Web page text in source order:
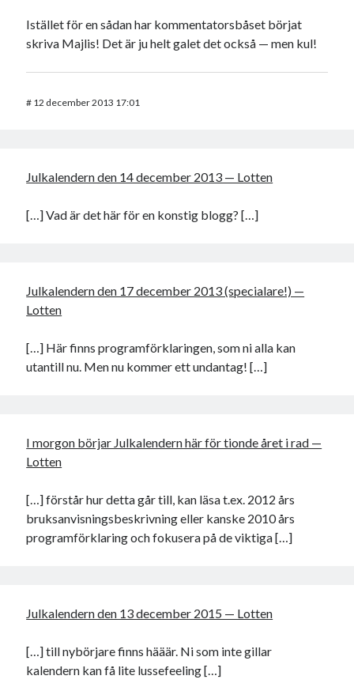
Istället för en sådan har kommentatorsbåset börjat
skriva Majlis! Det är ju helt galet det också — men kul!
# 12 december 2013 17:01
Julkalendern den 14 december 2013 — Lotten
[…] Vad är det här för en konstig blogg? […]
Julkalendern den 17 december 2013 (specialare!) —
Lotten
[…] Här finns programförklaringen, som ni alla kan
utantill nu. Men nu kommer ett undantag! […]
I morgon börjar Julkalendern här för tionde året i rad —
Lotten
[…] förstår hur detta går till, kan läsa t.ex. 2012 års
bruksanvisningsbeskrivning eller kanske 2010 års
programförklaring och fokusera på de viktiga […]
Julkalendern den 13 december 2015 — Lotten
[…] till nybörjare finns hääär. Ni som inte gillar
kalendern kan få lite lussefeeling […]